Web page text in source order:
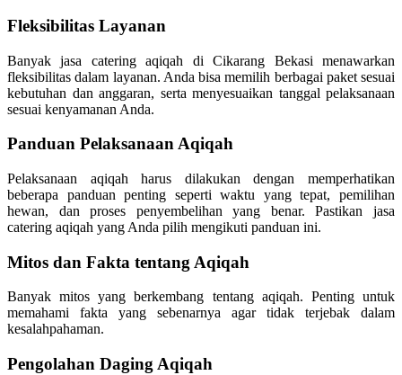
Fleksibilitas Layanan
Banyak jasa catering aqiqah di Cikarang Bekasi menawarkan
fleksibilitas dalam layanan. Anda bisa memilih berbagai paket sesuai
kebutuhan dan anggaran, serta menyesuaikan tanggal pelaksanaan
sesuai kenyamanan Anda.
Panduan Pelaksanaan Aqiqah
Pelaksanaan aqiqah harus dilakukan dengan memperhatikan
beberapa panduan penting seperti waktu yang tepat, pemilihan
hewan, dan proses penyembelihan yang benar. Pastikan jasa
catering aqiqah yang Anda pilih mengikuti panduan ini.
Mitos dan Fakta tentang Aqiqah
Banyak mitos yang berkembang tentang aqiqah. Penting untuk
memahami fakta yang sebenarnya agar tidak terjebak dalam
kesalahpahaman.
Pengolahan Daging Aqiqah